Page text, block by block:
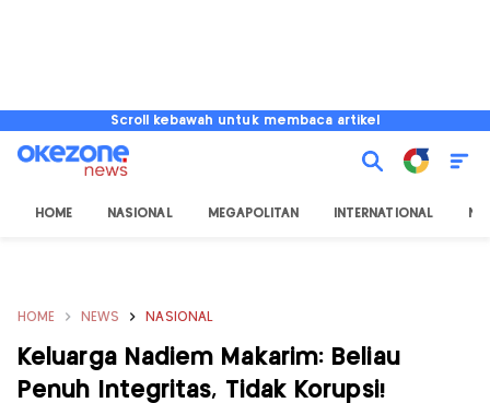
Scroll kebawah untuk membaca artikel
HOME NASIONAL MEGAPOLITAN INTERNATIONAL
HOME NEWS NASIONAL
Keluarga Nadiem Makarim: Beliau
Penuh Integritas, Tidak Korupsi!